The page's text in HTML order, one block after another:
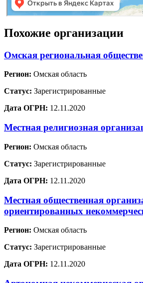
Похожие организации
Омская региональная
Регион: Омская область
Статус: Зарегистрированные
Дата ОГРН: 12.11.2020
Местная религиозная
Регион: Омская область
Статус: Зарегистрированные
Дата ОГРН: 12.11.2020
Местная общественная
ориентированных
Регион: Омская область
Статус: Зарегистрированные
Дата ОГРН: 12.11.2020